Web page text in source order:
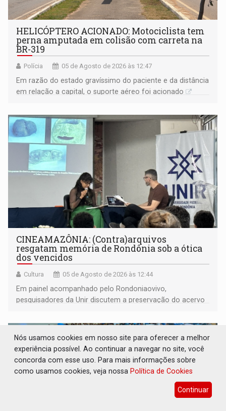
HELICÓPTERO ACIONADO: Motociclista tem
perna amputada em colisão com carreta na
BR-319
Polícia 05 de Agosto de 2026 às 12:47
Em razão do estado gravíssimo do paciente e da distância
em relação a capital, o suporte aéreo foi acionado
CINEAMAZÔNIA: (Contra)arquivos
resgatam memória de Rondônia sob a ótica
dos vencidos
Cultura 05 de Agosto de 2026 às 12:44
Em painel acompanhado pelo Rondoniaovivo,
pesquisadores da Unir discutem a preservação do acervo
memória como bússola para o futuro
Nós usamos cookies em nosso site para oferecer a melhor
experiência possível. Ao continuar a navegar no site, você
concorda com esse uso. Para mais informações sobre
como usamos cookies, veja nossa Política de Cookies
Continuar